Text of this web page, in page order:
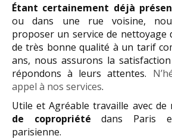
Étant certainement déjà
ou dans une rue voisine,
proposer un service de nettoyage
de très bonne qualité à un tarif
ans, nous assurons la
répondons à leurs attentes.
appel à nos services.
Utile et Agréable travaille avec de
de copropriété dans Paris
parisienne.